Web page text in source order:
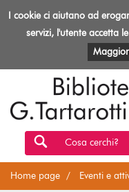
Biblioteca
Rovereto
EVENTI E
Cosa cerchi?
Home page Eventi e
I cookie ci aiutano ad
servizi, l'utente accetta